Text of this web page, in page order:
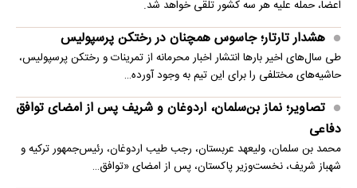
اعضا، حمله علیه هر سه کشور تلقی خواهد شد.
هشدار تارتار؛ جاسوس همچنان در رختکن پرسپولیس
طی سال‌های اخیر بارها انتشار اخبار محرمانه از تمرینات و رختکن پرسپولیس،
حاشیه‌های مختلفی را برای این تیم به وجود آورده…
تصاویر؛ نماز بن‌سلمان، اردوغان و شریف پس از امضای توافق
دفاعی
محمد بن سلمان، ولیعهد عربستان، رجب طیب اردوغان، رئیس‌جمهور ترکیه و
شهباز شریف، نخست‌وزیر پاکستان، پس از امضای «توافق…